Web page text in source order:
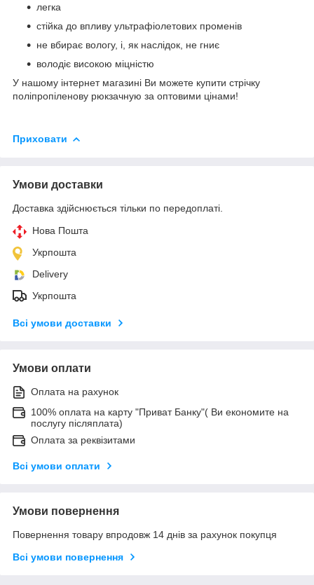
легка
стійка до впливу ультрафіолетових променів
не вбирає вологу, і, як наслідок, не гниє
володіє високою міцністю
У нашому інтернет магазині Ви можете купити стрічку
поліпропіленову рюкзачную за оптовими цінами!
Приховати
Умови доставки
Доставка здійснюється тільки по передоплаті.
Нова Пошта
Укрпошта
Delivery
Укрпошта
Всі умови доставки
Умови оплати
Оплата на рахунок
100% оплата на карту "Приват Банку"( Ви економите на
послугу післяплата)
Оплата за реквізитами
Всі умови оплати
Умови повернення
Повернення товару впродовж 14 днів за рахунок покупця
Всі умови повернення